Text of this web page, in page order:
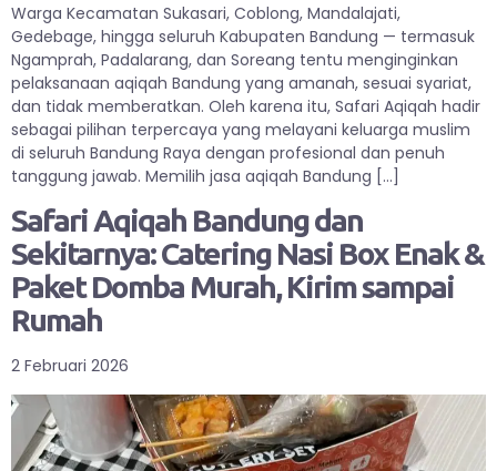
Warga Kecamatan Sukasari, Coblong, Mandalajati,
Gedebage, hingga seluruh Kabupaten Bandung — termasuk
Ngamprah, Padalarang, dan Soreang tentu menginginkan
pelaksanaan aqiqah Bandung yang amanah, sesuai syariat,
dan tidak memberatkan. Oleh karena itu, Safari Aqiqah hadir
sebagai pilihan terpercaya yang melayani keluarga muslim
di seluruh Bandung Raya dengan profesional dan penuh
tanggung jawab. Memilih jasa aqiqah Bandung […]
Safari Aqiqah Bandung dan
Sekitarnya: Catering Nasi Box Enak &
Paket Domba Murah, Kirim sampai
Rumah
2 Februari 2026